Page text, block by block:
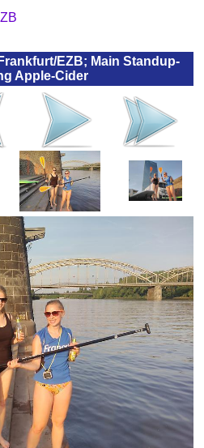
EZB; Main Standup-
Apple-Cider